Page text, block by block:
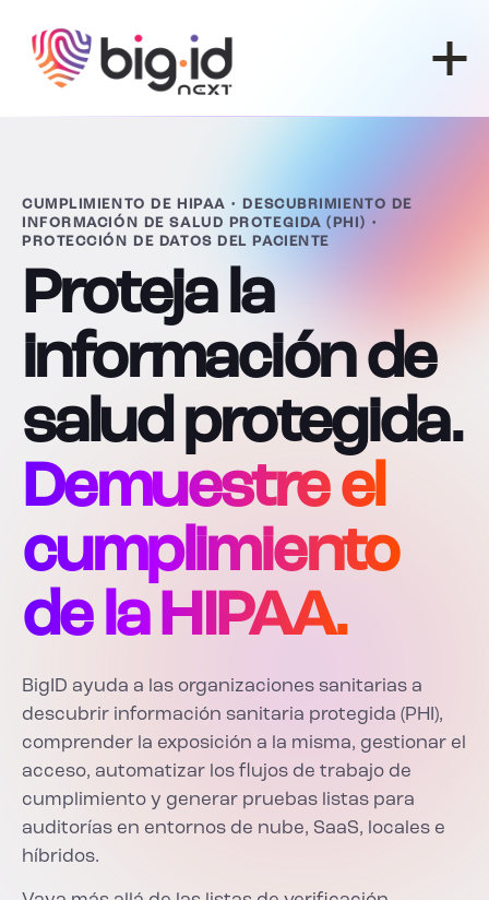
CUMPLIMIENTO DE HIPAA • DESCUBRIMIENTO DE
INFORMACIÓN DE SALUD PROTEGIDA (PHI) •
PROTECCIÓN DE DATOS DEL PACIENTE
Proteja la
información de
salud protegida.
Demuestre el
cumplimiento
de la HIPAA.
BigID ayuda a las organizaciones sanitarias a
descubrir información sanitaria protegida (PHI),
comprender la exposición a la misma, gestionar el
acceso, automatizar los flujos de trabajo de
cumplimiento y generar pruebas listas para
auditorías en entornos de nube, SaaS, locales e
híbridos.